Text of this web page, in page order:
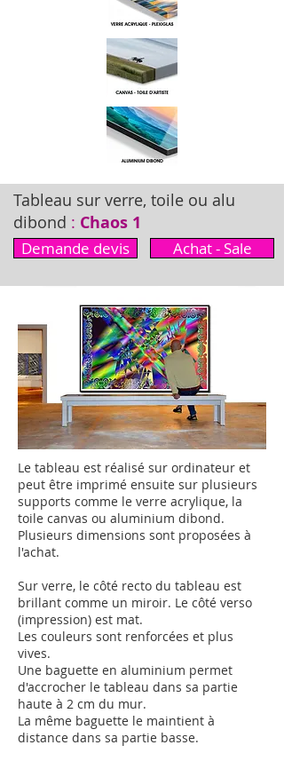
Tableau sur verre, toile ou alu
dibond : Chaos 1
Demande devis Achat - Sale
Le tableau est réalisé sur ordinateur et
peut être imprimé ensuite sur plusieurs
supports comme le verre acrylique, la
toile canvas ou aluminium dibond.
Plusieurs dimensions sont proposées à
l'achat.
Sur verre, le côté recto du tableau est
brillant comme un miroir. Le côté verso
(impression) est mat.
Les couleurs sont renforcées et plus
vives.
Une baguette en aluminium permet
d'accrocher le tableau dans sa partie
haute à 2 cm du mur.
La même baguette le maintient à
distance dans sa partie basse.